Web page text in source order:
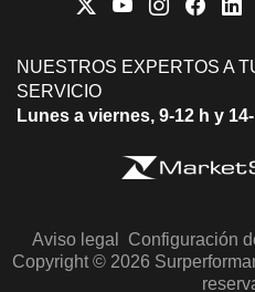
NUESTROS EXPERTOS A
SERVICIO
Lunes a viernes, 9-12 h y
Aviso legal Configuración
Copyright © 2026